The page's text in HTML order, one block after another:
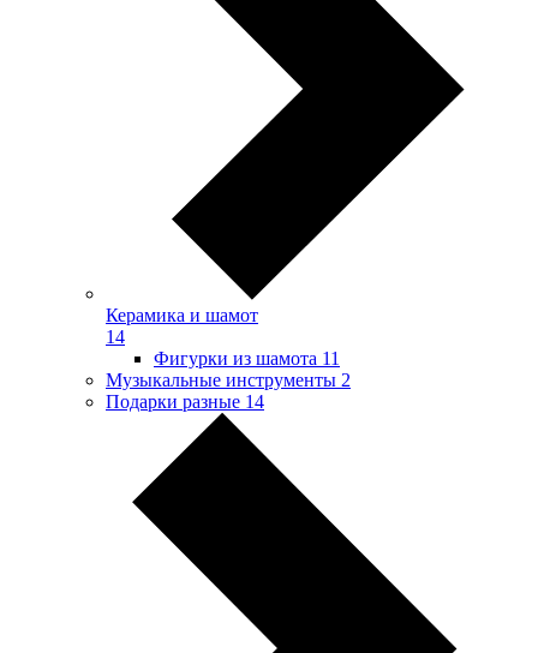
Керамика и шамот
14
Фигурки из шамота 11
Музыкальные инструменты 2
Подарки разные 14